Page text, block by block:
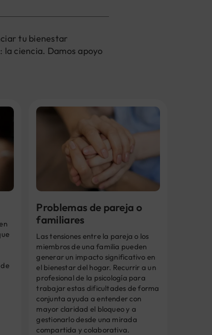
tu bienestar
ciencia. Damos apoyo
Problemas de pareja o
familiares
Las tensiones entre la pareja o los
miembros de una familia pueden
generar un impacto significativo en
el bienestar del hogar. Recurrir a un
profesional de la psicología para
trabajar estas dificultades de forma
conjunta ayuda a entender con
mayor claridad el bloqueo y a
gestionarlo desde una mirada
compartida y colaborativa.